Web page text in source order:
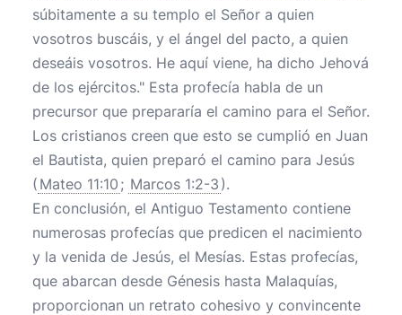
súbitamente a su templo el Señor a quien
vosotros buscáis, y el ángel del pacto, a quien
deseáis vosotros. He aquí viene, ha dicho Jehová
de los ejércitos." Esta profecía habla de un
precursor que prepararía el camino para el Señor.
Los cristianos creen que esto se cumplió en Juan
el Bautista, quien preparó el camino para Jesús
( Mateo 11:10 ; Marcos 1:2-3 ).
En conclusión, el Antiguo Testamento contiene
numerosas profecías que predicen el nacimiento
y la venida de Jesús, el Mesías. Estas profecías,
que abarcan desde Génesis hasta Malaquías,
proporcionan un retrato cohesivo y convincente